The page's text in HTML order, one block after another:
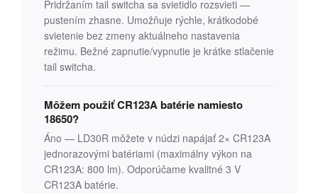
Pridržaním tail switcha sa svietidlo rozsvieti —
pustením zhasne. Umožňuje rýchle, krátkodobé
svietenie bez zmeny aktuálneho nastavenia
režimu. Bežné zapnutie/vypnutie je krátke stlačenie
tail switcha.
Môžem použiť CR123A batérie namiesto
18650?
Áno — LD30R môžete v núdzi napájať 2× CR123A
jednorazovými batériami (maximálny výkon na
CR123A: 800 lm). Odporúčame kvalitné 3 V
CR123A batérie.